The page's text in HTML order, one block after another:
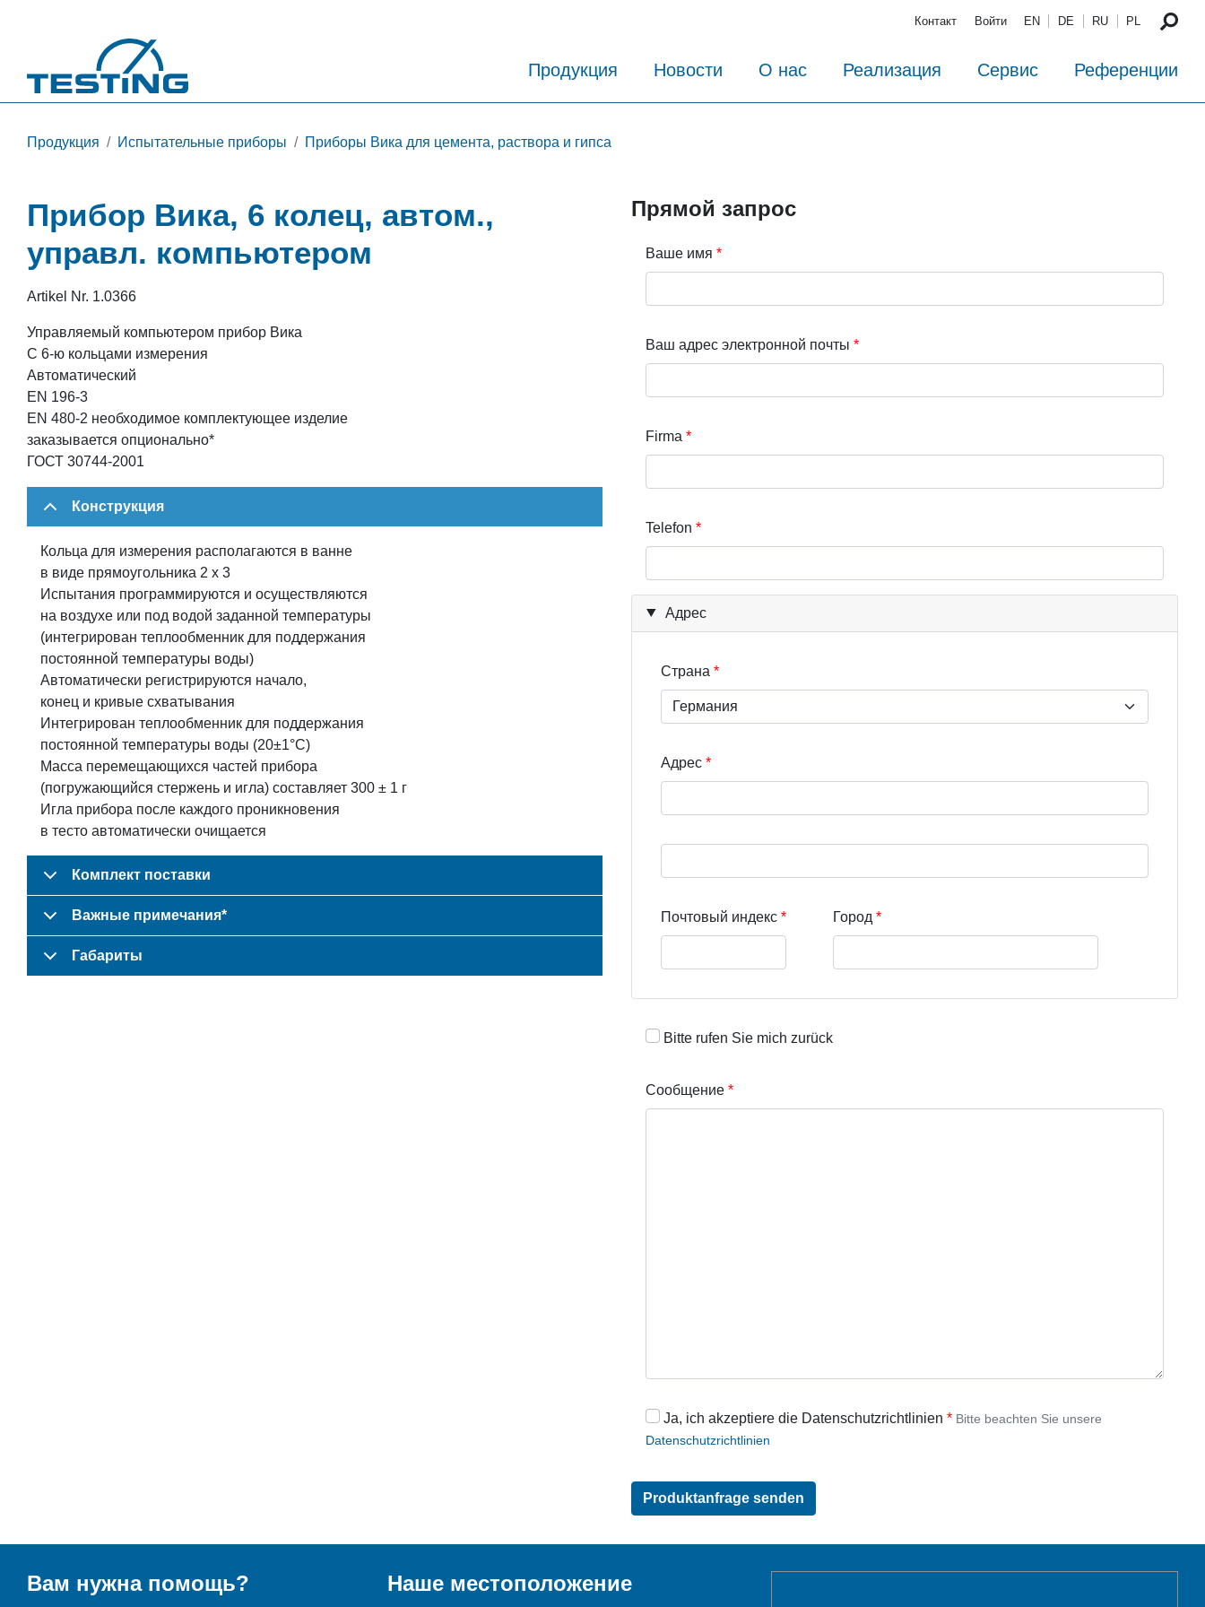
Контакт Войти EN DE RU PL
Продукция Новости О нас Реализация Сервис Референции
Продукция Испытательные приборы Приборы Вика для цемента, раствора и гипса
Прибор Вика, 6 колец, автом.,
управл. компьютером
Artikel Nr. 1.0366
Управляемый компьютером прибор Вика
С 6-ю кольцами измерения
Автоматический
EN 196-3
EN 480-2 необходимое комплектующее изделие
заказывается опционально*
ГОСТ 30744-2001
Конструкция
Кольца для измерения располагаются в ванне
в виде прямоугольника 2 х 3
Испытания программируются и осуществляются
на воздухе или под водой заданной температуры
(интегрирован теплообменник для поддержания
постоянной температуры воды)
Автоматически регистрируются начало,
конец и кривые схватывания
Интегрирован теплообменник для поддержания
постоянной температуры воды (20±1°C)
Масса перемещающихся частей прибора
(погружающийся стержень и игла) составляет 300 ± 1 г
Игла прибора после каждого проникновения
в тесто автоматически очищается
Комплект поставки
Важные примечания*
Габариты
Прямой запрос
Ваше имя
Ваш адрес электронной почты
Firma
Telefon
Адрес
Страна
Адрес
Почтовый индекс Город
Bitte rufen Sie mich zurück
Сообщение
Ja, ich akzeptiere die Datenschutzrichtlinien
Bitte beachten Sie unsere
Datenschutzrichtlinien
Вам нужна помощь? Наше местоположение